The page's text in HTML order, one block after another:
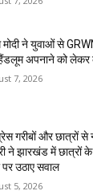
मोदी ने युवाओं से
अपनाने को लेकर
7, 2026
गरीबों और छात्रों
ने झारखंड में छात्रों के
पर उठाए सवाल
5, 2026